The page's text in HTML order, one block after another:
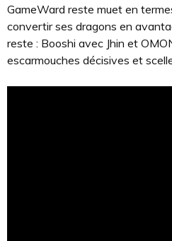
GameWard reste muet en
convertir ses dragons en
reste : Booshi avec Jhin et
escarmouches décisives et